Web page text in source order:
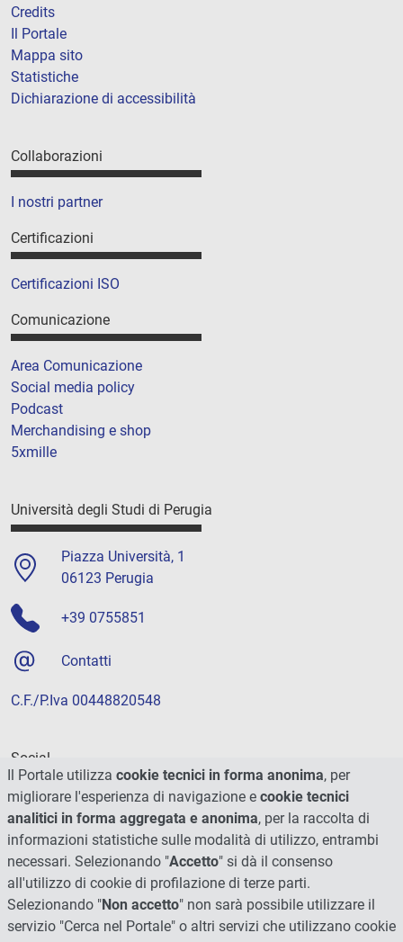
Credits
Il Portale
Mappa sito
Statistiche
Dichiarazione di accessibilità
Collaborazioni
I nostri partner
Certificazioni
Certificazioni ISO
Comunicazione
Area Comunicazione
Social media policy
Podcast
Merchandising e shop
5xmille
Università degli Studi di Perugia
Piazza Università, 1
06123 Perugia
+39 0755851
Contatti
C.F./P.Iva 00448820548
Social
Il Portale utilizza cookie tecnici in forma anonima, per
migliorare l'esperienza di navigazione e cookie tecnici
analitici in forma aggregata e anonima, per la raccolta di
informazioni statistiche sulle modalità di utilizzo, entrambi
necessari. Selezionando "Accetto" si dà il consenso
all'utilizzo di cookie di profilazione di terze parti.
Selezionando "Non accetto" non sarà possibile utilizzare il
servizio "Cerca nel Portale" o altri servizi che utilizzano cookie